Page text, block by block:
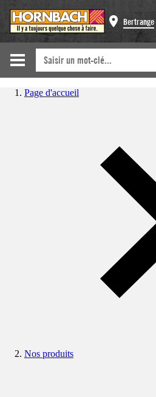
Bertrange
Page d'accueil
Nos produits